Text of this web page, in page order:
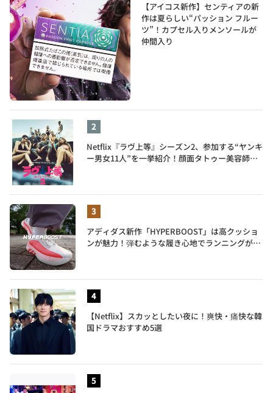
【アイコス新作】センティアの新
作は夏らしい“パッション フルー
ツ”！カプセル入りメンソールが
仲間入り
Netflix『ラヴ上等』シーズン2、参加する“ヤンキ
ー男女11人”を一挙紹介！顔面タトゥー美容師、
アディダス新作「HYPERBOOST」は高クッショ
ンが魅力！弾むような履き心地でランニングがも
【Netflix】スカッとしたい夜に！爽快・痛快な韓
国ドラマおすすめ5選